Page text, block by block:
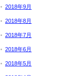
2018年9月
2018年8月
2018年7月
2018年6月
2018年5月